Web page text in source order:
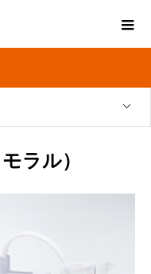
ラル）